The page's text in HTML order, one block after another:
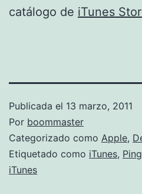
catálogo de iTunes
Publicada el 13 marzo, 2011
Por boommaster
Categorizado como Apple,
Etiquetado como iTunes,
iTunes